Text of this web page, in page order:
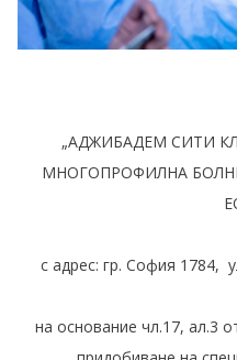
„АДЖИБАДЕМ СИТИ
МНОГОПРОФИЛНА
с адрес: гр. София 1784,
на основание чл.17, ал.3